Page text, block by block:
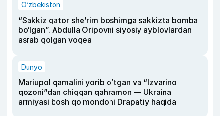
O‘zbekiston
“Sakkiz qator she’rim boshimga sakkizta bomba
bo‘lgan”. Abdulla Oripovni siyosiy ayblovlardan
asrab qolgan voqea
Dunyo
Mariupol qamalini yorib oʻtgan va “Izvarino
qozoni”dan chiqqan qahramon — Ukraina
armiyasi bosh qoʻmondoni Drapatiy haqida